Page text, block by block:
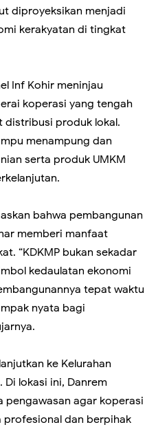
diproyeksikan menjadi
kerakyatan di tingkat
Inf Kohir meninjau
koperasi yang tengah
distribusi produk lokal.
menampung dan
serta produk UMKM
bahwa pembangunan
memberi manfaat
“KDKMP bukan sekadar
kedaulatan ekonomi
tepat waktu
nyata bagi
ke Kelurahan
lokasi ini, Danrem
pengawasan agar koperasi
profesional dan berpihak